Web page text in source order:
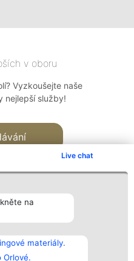
Live chat
na
materiály.
Orlové.
v oboru
Vyzkoušejte naše
nejlepší služby!
všech
Kontakt